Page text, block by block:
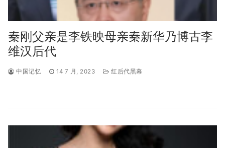
秦刚父亲是李铁映母亲秦新华乃博古李
维汉后代
中国记忆 14 7 月, 2023 红后代黑幕